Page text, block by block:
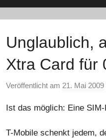
Unglaublich,
Xtra Card für
Veröffentlicht am 21. Mai 2009v
Ist das möglich: Eine
T-Mobile schenkt jedem,